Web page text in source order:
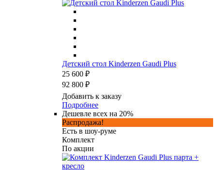
Детский стол Kinderzen Gaudi Plus
25 600 ₽
92 800 ₽
Добавить к заказу
Подробнее
Дешевле всех на 20%
Распродажа!
Есть в шоу-руме
Комплект
По акции